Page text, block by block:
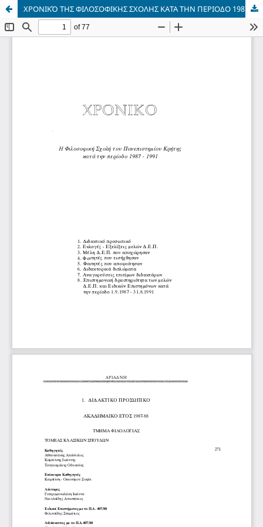
ΧΡΟΝΙΚΌ ΤΗΣ ΦΙΛΟΣΟΦΙΚΗΣ ΣΧΟΛΗΣ ΚΑΤΑ ΤΗΝ ΠΕΡΙΟΔΟ 1987-1991